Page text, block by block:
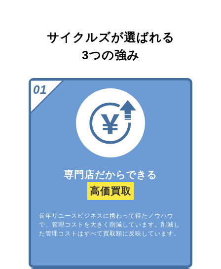
サイクルズが選ばれる
3つの強み
専門店だからできる
高価買取
長年リユースビジネスに携わって得たノウハウ
で、管理コストを大きく削減しています。削減し
た管理コストはすべて買取額に反映しています。